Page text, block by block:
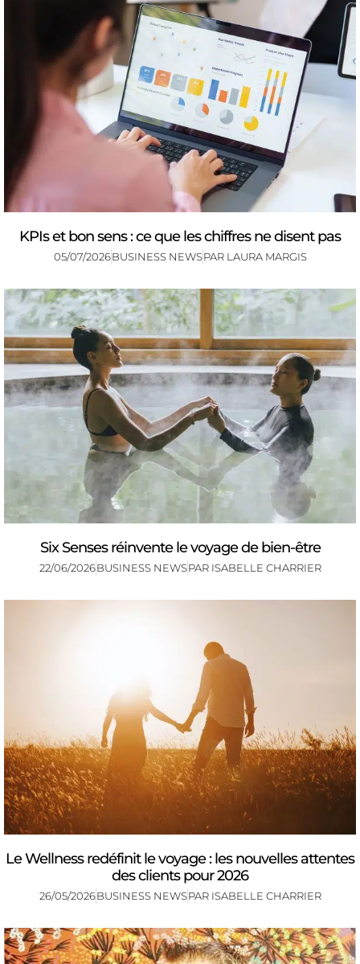
KPIs et bon sens : ce que les chiffres ne disent pas
05/07/2026BUSINESS NEWSPAR LAURA MARGIS
Six Senses réinvente le voyage de bien-être
22/06/2026BUSINESS NEWSPAR ISABELLE CHARRIER
Le Wellness redéfinit le voyage : les nouvelles attentes
des clients pour 2026
26/05/2026BUSINESS NEWSPAR ISABELLE CHARRIER